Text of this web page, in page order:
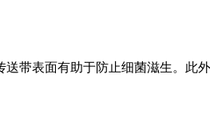
带表面有助于防止细菌滋生。此